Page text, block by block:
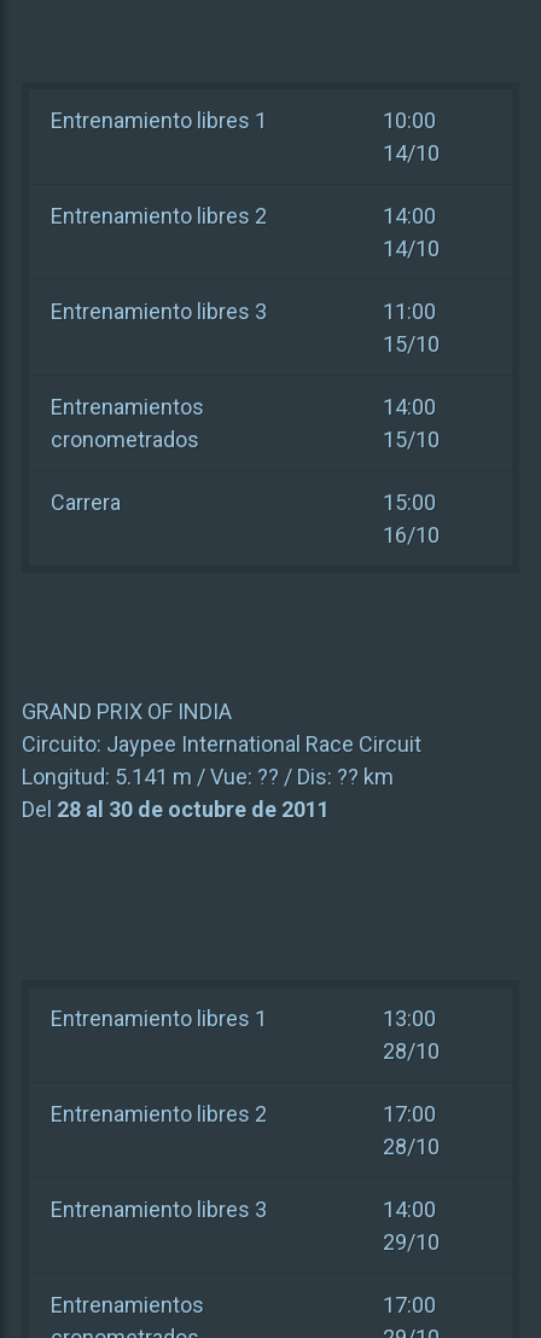
Entrenamiento libres 1
10:00
14/10
Entrenamiento libres 2
14:00
14/10
Entrenamiento libres 3
11:00
15/10
Entrenamientos
cronometrados
14:00
15/10
Carrera
15:00
16/10
GRAND PRIX OF INDIA
Circuito: Jaypee International Race Circuit
Longitud: 5.141 m / Vue: ?? / Dis: ?? km
Del 28 al 30 de octubre de 2011
Entrenamiento libres 1
13:00
28/10
Entrenamiento libres 2
17:00
28/10
Entrenamiento libres 3
14:00
29/10
Entrenamientos
17:00